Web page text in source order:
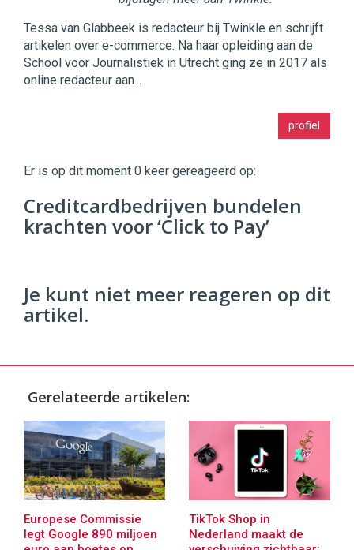
Tessa van Glabbeek is redacteur bij Twinkle en schrijft
artikelen over e-commerce. Na haar opleiding aan de
School voor Journalistiek in Utrecht ging ze in 2017 als
online redacteur aan...
profiel
Commerce https://twinklemagazine.nl
9654
Er is op dit moment 0 keer gereageerd op:
Creditcardbedrijven bundelen
krachten voor ‘Click to Pay’
Je kunt niet meer reageren op dit
artikel.
Gerelateerde artikelen:
Europese Commissie
legt Google 890 miljoen
TikTok Shop in
Nederland maakt de